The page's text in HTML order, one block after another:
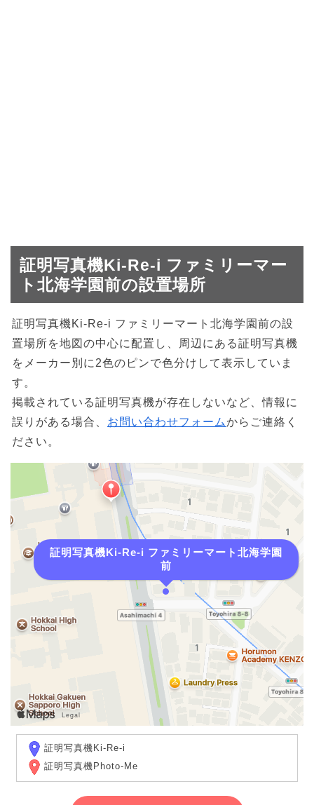
証明写真機Ki-Re-i ファミリーマー
ト北海学園前の設置場所
証明写真機Ki-Re-i ファミリーマート北海学園前の設
置場所を地図の中心に配置し、周辺にある証明写真機
をメーカー別に2色のピンで色分けして表示していま
す。
掲載されている証明写真機が存在しないなど、情報に
誤りがある場合、 お問い合わせフォームからご連絡く
ださい。
証明写真機Ki-Re-i ファミリーマート北海学園
前
証明写真機Ki-Re-i
証明写真機Photo-Me